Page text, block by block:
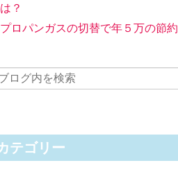
は？
プロパンガスの切替で年５万の節約
テゴリー